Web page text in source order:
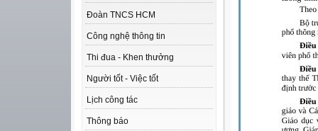
Đoàn TNCS HCM
Công nghệ thông tin
Thi đua - Khen thưởng
Người tốt - Việc tốt
Lịch công tác
Thông báo